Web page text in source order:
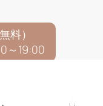
料）
～19:00